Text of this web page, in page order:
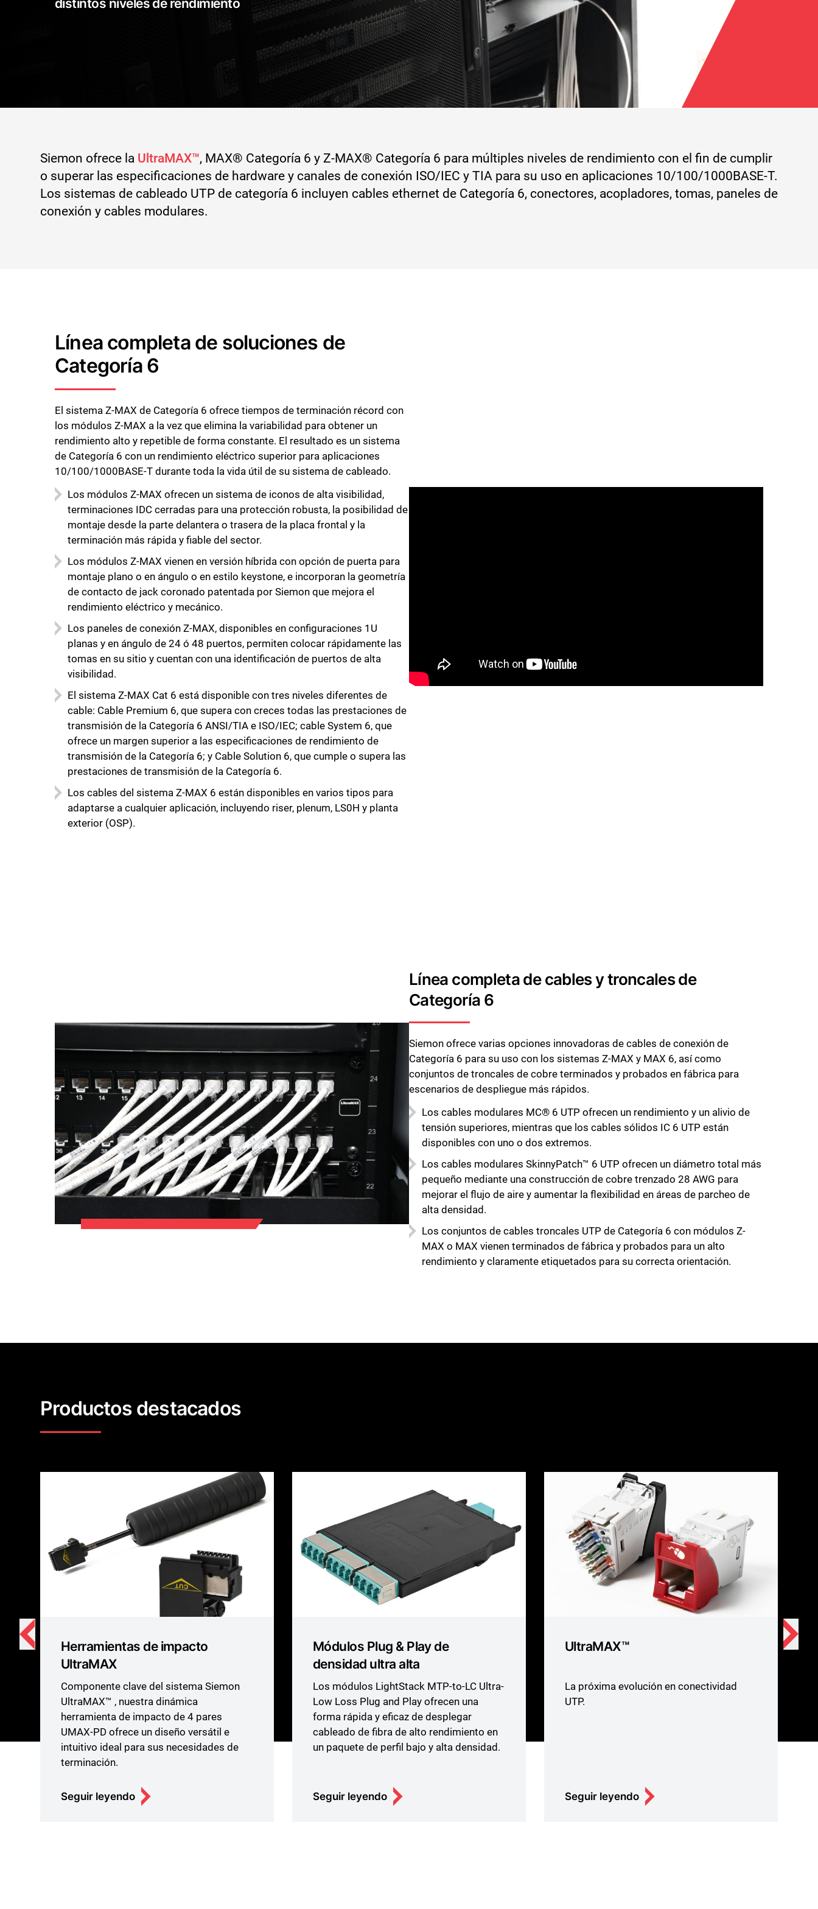
Siemon ofrece la UltraMAX™, MAX® Categoría 6 y Z-MAX® Categoría 6 para múltiples niveles de rendimiento con el fin de cumplir
o superar las especificaciones de hardware y canales de conexión ISO/IEC y TIA para su uso en aplicaciones 10/100/1000BASE-T.
Los sistemas de cableado UTP de categoría 6 incluyen cables ethernet de Categoría 6, conectores, acopladores, tomas, paneles de
conexión y cables modulares.
Línea completa de soluciones de
Categoría 6
El sistema Z-MAX de Categoría 6 ofrece tiempos de terminación récord con
los módulos Z-MAX a la vez que elimina la variabilidad para obtener un
rendimiento alto y repetible de forma constante. El resultado es un sistema
de Categoría 6 con un rendimiento eléctrico superior para aplicaciones
10/100/1000BASE-T durante toda la vida útil de su sistema de cableado.
Los módulos Z-MAX ofrecen un sistema de iconos de alta visibilidad,
terminaciones IDC cerradas para una protección robusta, la posibilidad de
montaje desde la parte delantera o trasera de la placa frontal y la
terminación más rápida y fiable del sector.
Los módulos Z-MAX vienen en versión híbrida con opción de puerta para
montaje plano o en ángulo o en estilo keystone, e incorporan la geometría
de contacto de jack coronado patentada por Siemon que mejora el
rendimiento eléctrico y mecánico.
Los paneles de conexión Z-MAX, disponibles en configuraciones 1U
planas y en ángulo de 24 ó 48 puertos, permiten colocar rápidamente las
tomas en su sitio y cuentan con una identificación de puertos de alta
visibilidad.
El sistema Z-MAX Cat 6 está disponible con tres niveles diferentes de
cable: Cable Premium 6, que supera con creces todas las prestaciones de
transmisión de la Categoría 6 ANSI/TIA e ISO/IEC; cable System 6, que
ofrece un margen superior a las especificaciones de rendimiento de
transmisión de la Categoría 6; y Cable Solution 6, que cumple o supera las
prestaciones de transmisión de la Categoría 6.
Los cables del sistema Z-MAX 6 están disponibles en varios tipos para
adaptarse a cualquier aplicación, incluyendo riser, plenum, LS0H y planta
exterior (OSP).
Línea completa de cables y troncales de
Categoría 6
Siemon ofrece varias opciones innovadoras de cables de conexión de
Categoría 6 para su uso con los sistemas Z-MAX y MAX 6, así como
conjuntos de troncales de cobre terminados y probados en fábrica para
escenarios de despliegue más rápidos.
Los cables modulares MC® 6 UTP ofrecen un rendimiento y un alivio de
tensión superiores, mientras que los cables sólidos IC 6 UTP están
disponibles con uno o dos extremos.
Los cables modulares SkinnyPatch™ 6 UTP ofrecen un diámetro total más
pequeño mediante una construcción de cobre trenzado 28 AWG para
mejorar el flujo de aire y aumentar la flexibilidad en áreas de parcheo de
alta densidad.
Los conjuntos de cables troncales UTP de Categoría 6 con módulos Z-
MAX o MAX vienen terminados de fábrica y probados para un alto
rendimiento y claramente etiquetados para su correcta orientación.
Productos destacados
Módulos Plug & Play de
densidad ultra alta
Los módulos LightStack MTP-to-LC Ultra-
Low Loss Plug and Play ofrecen una
forma rápida y eficaz de desplegar
cableado de fibra de alto rendimiento en
un paquete de perfil bajo y alta densidad.
Seguir leyendo
UltraMAX™
La próxima evolución en conectividad
UTP.
Seguir leyendo
Categoría 6A y 7/7A Cobre
Nuestra gama de cobre de extremo a
Seguir leyendo